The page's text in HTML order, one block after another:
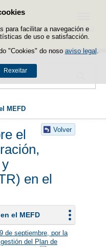
para facilitar a navegación e
de uso e satisfacción.
"Cookies" do noso aviso legal
Rexeitar
ao contido
Buscador
Menú
MEFD
Volver
el
en el
el MEFD
de septiembre, por la
del Plan de